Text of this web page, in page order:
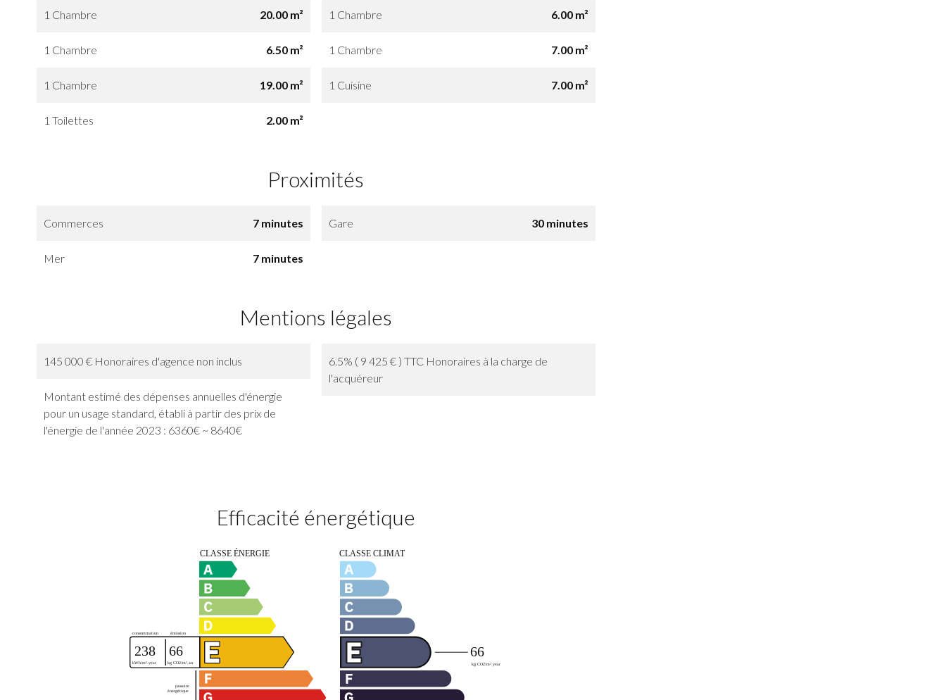
1 Chambre 20.00 m² 1 Chambre 6.00 m²
1 Chambre 6.50 m² 1 Chambre 7.00 m²
1 Chambre 19.00 m² 1 Cuisine 7.00 m²
1 Toilettes 2.00 m²
Proximités
Commerces 7 minutes Gare 30 minutes
Mer 7 minutes
Mentions légales
145 000 € Honoraires d'agence non inclus
6.5% ( 9 425 € ) TTC Honoraires à la charge de
l'acquéreur
Montant estimé des dépenses annuelles d'énergie
pour un usage standard, établi à partir des prix de
l'énergie de l'année 2023 : 6360€ ~ 8640€
Efficacité énergétique